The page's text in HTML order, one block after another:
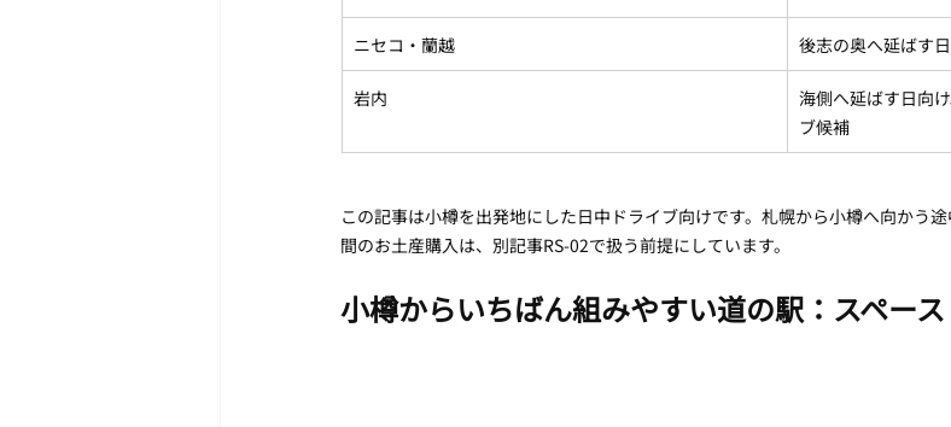
ニセコ・蘭越 後志の奥へ延ばす
岩内
海側へ延ばす日向
ブ候補
この記事は小樽を出発地にした日中ドライブ向けです。札幌から小樽へ向かう
間のお土産購入は、別記事RS-02で扱う前提にしています。
小樽からいちばん組みやすい道の駅：スペー